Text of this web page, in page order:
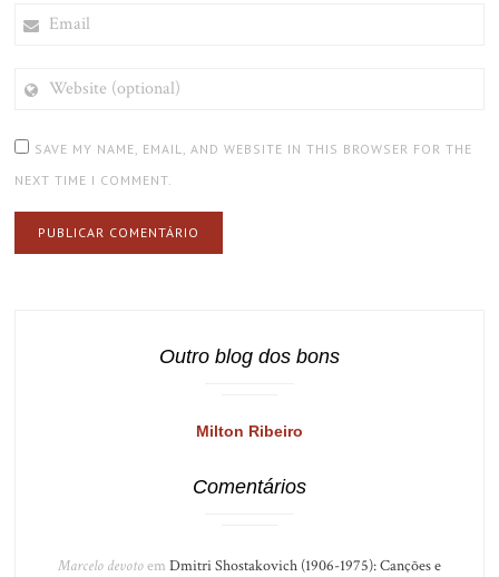
(OPTIONAL)
SAVE MY NAME, EMAIL, AND WEBSITE IN THIS BROWSER FOR THE
NEXT TIME I COMMENT.
Outro blog dos bons
Milton Ribeiro
Comentários
Marcelo devotoem Dmitri Shostakovich (1906-1975): Canções e